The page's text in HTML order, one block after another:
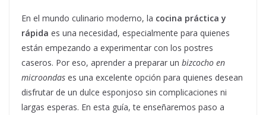
En el mundo culinario moderno, la cocina práctica y
rápida es una necesidad, especialmente para quienes
están empezando a experimentar con los postres
caseros. Por eso, aprender a preparar un bizcocho en
microondas es una excelente opción para quienes desean
disfrutar de un dulce esponjoso sin complicaciones ni
largas esperas. En esta guía, te enseñaremos paso a